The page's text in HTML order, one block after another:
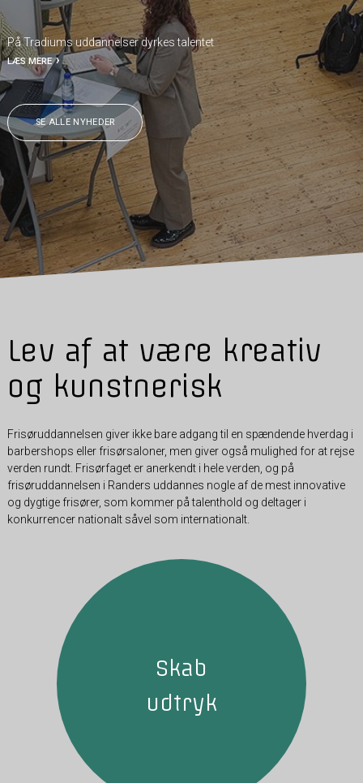
På Tradiums uddannelser dyrkes talentet
LÆS MERE
SE ALLE NYHEDER
Lev af at være kreativ
og kunstnerisk
Frisøruddannelsen giver ikke bare adgang til en spændende hverdag i
barbershops eller frisørsaloner, men giver også mulighed for at rejse
verden rundt. Frisørfaget er anerkendt i hele verden, og på
frisøruddannelsen i Randers uddannes nogle af de mest innovative
og dygtige frisører, som kommer på talenthold og deltager i
konkurrencer nationalt såvel som internationalt.
Skab
udtryk